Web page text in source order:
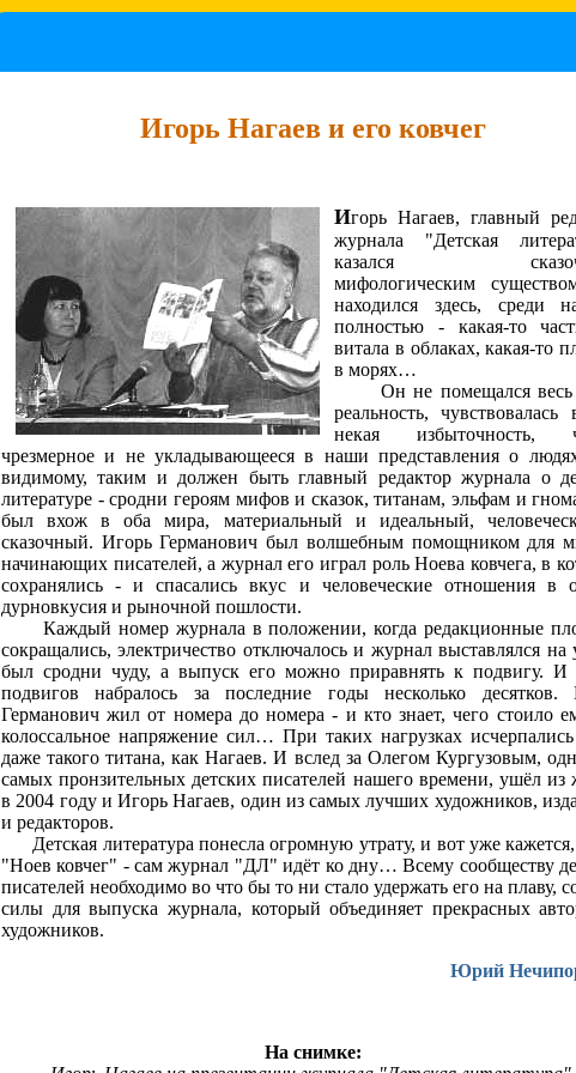
Игорь Нагаев и его ковчег
Игорь Нагаев, главный
журнала "Детская
казался
мифологическим
находился здесь, среди
полностью - какая-то
витала в облаках, какая-то
в морях…
Он не помещался весь
реальность,
некая избыточность,
чрезмерное и не укладывающееся в наши представления о
видимому, таким и должен быть главный редактор журнала о
литературе - сродни героям мифов и сказок, титанам, эльфам и
был вхож в оба мира, материальный и идеальный,
сказочный. Игорь Германович был волшебным помощником для
начинающих писателей, а журнал его играл роль Ноева ковчега, в
сохранялись - и спасались вкус и человеческие отношения в
дурновкусия и рыночной пошлости.
Каждый номер журнала в положении, когда редакционные
сокращались, электричество отключалось и журнал выставлялся на
был сродни чуду, а выпуск его можно приравнять к подвигу. И
подвигов набралось за последние годы несколько десятков.
Германович жил от номера до номера - и кто знает, чего стоило
колоссальное напряжение сил… При таких нагрузках
даже такого титана, как Нагаев. И вслед за Олегом Кургузовым,
самых пронзительных детских писателей нашего времени, ушёл из
в 2004 году и Игорь Нагаев, один из самых лучших художников,
и редакторов.
Детская литература понесла огромную утрату, и вот уже
"Ноев ковчег" - сам журнал "ДЛ" идёт ко дну… Всему сообществу
писателей необходимо во что бы то ни стало удержать его на плаву,
силы для выпуска журнала, который объединяет прекрасных
художников.
Юрий
На снимке: